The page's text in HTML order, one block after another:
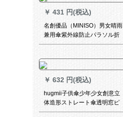
￥ 431 円(税込)
名創優品（MINISO）男女晴雨
兼用傘紫外線防止パラソル折
れた畳傘軽い小形蔵青
￥ 632 円(税込)
hugmii子供傘少年少女創意立
体造形ストレート傘透明窓ピ
ンキノコ48 cm*8 k